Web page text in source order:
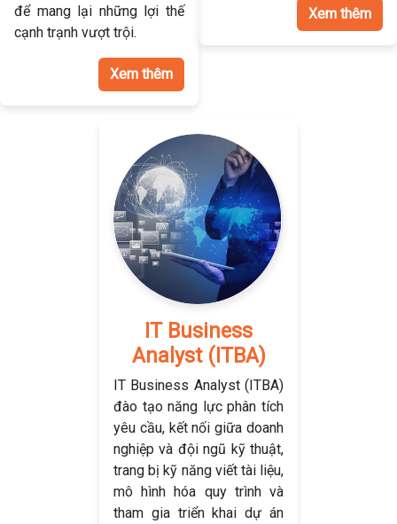
để mang lại những lợi thế
cạnh trạnh vượt trội.
Xem thêm
Xem thêm
IT Business
Analyst (ITBA)
IT Business Analyst (ITBA)
đào tạo năng lực phân tích
yêu cầu, kết nối giữa doanh
nghiệp và đội ngũ kỹ thuật,
trang bị kỹ năng viết tài liệu,
mô hình hóa quy trình và
tham gia triển khai dự án